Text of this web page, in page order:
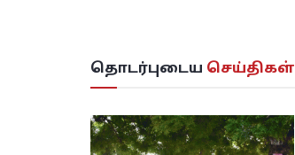
தொடர்புடைய செய்திகள்